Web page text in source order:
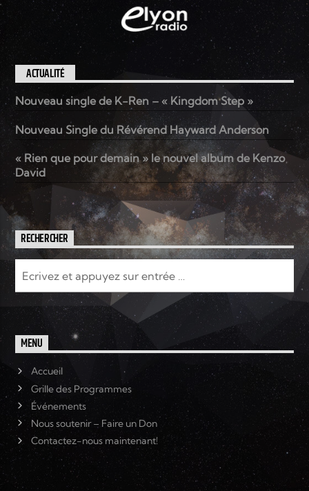
ACTUALITÉ
Nouveau single de K-Ren – « Kingdom Step »
Nouveau Single du Révérend Hayward Anderson
« Rien que pour demain » le nouvel album de Kenzo
David
RECHERCHER
MENU
Accueil
Grille des Programmes
Événements
Nous soutenir – Faire un Don
Contactez-nous maintenant!